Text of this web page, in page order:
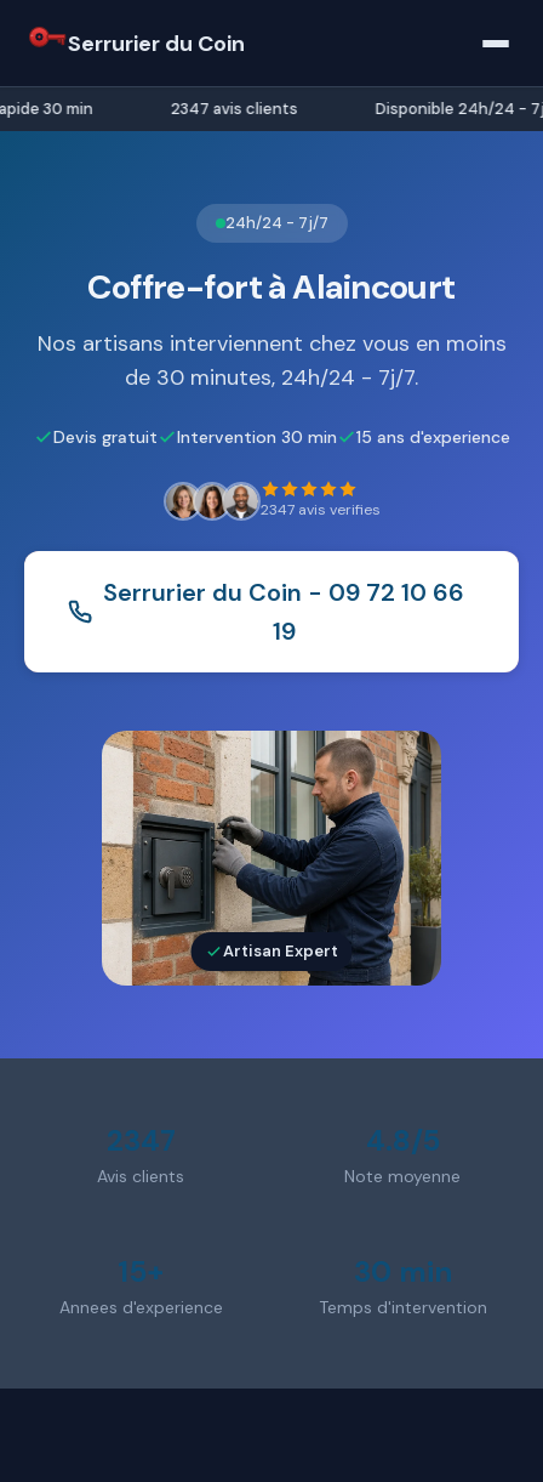
Serrurier du Coin
30 min 2347 avis clients Disponible 24h/24 -
24h/24 - 7j/7
Coffre-fort à Alaincourt
Nos artisans interviennent chez vous en moins
de 30 minutes, 24h/24 - 7j/7.
Devis gratuit Intervention 30 min 15 ans d'experience
2347 avis verifies
Serrurier du Coin - 09 72 10 66
19
Artisan Expert
2347
Avis clients
4.8/5
Note moyenne
15+
Annees d'experience
30 min
Temps d'intervention